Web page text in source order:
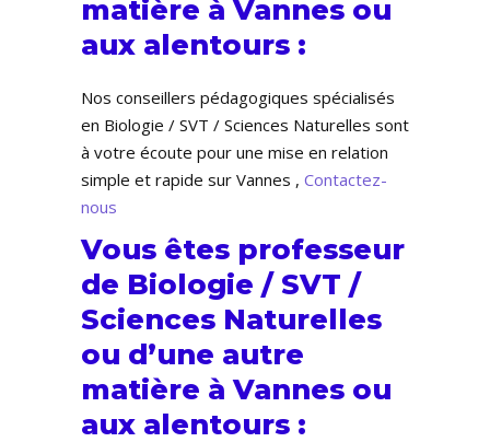
matière à Vannes ou
aux alentours :
Nos conseillers pédagogiques spécialisés
en Biologie / SVT / Sciences Naturelles sont
à votre écoute pour une mise en relation
simple et rapide sur Vannes , Contactez-
nous
Vous êtes professeur
de Biologie / SVT /
Sciences Naturelles
ou d’une autre
matière à Vannes ou
aux alentours :